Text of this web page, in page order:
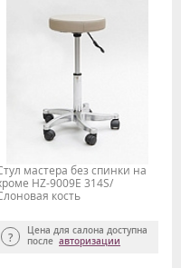
мастера без спинки на
HZ-9009Е 314S/
кость
Цена для салона доступна
после авторизации